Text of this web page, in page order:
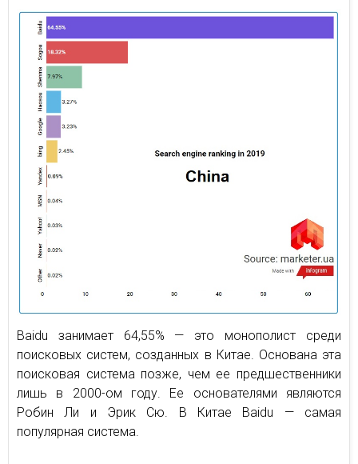
Baidu занимает 64,55% — это монополист среди
поисковых систем, созданных в Китае. Основана эта
поисковая система позже, чем ее предшественники
лишь в 2000-ом году. Ее основателями являются
Робин Ли и Эрик Сю. В Китае Baidu — самая
популярная система.